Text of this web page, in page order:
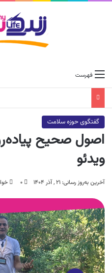
فهرست
گفتگوی حوزه سلامت
اصول صحیح
ویدئو
آخرین به‌روز رسانی: ۲۱ , آذر ۱۴۰۴ ۰